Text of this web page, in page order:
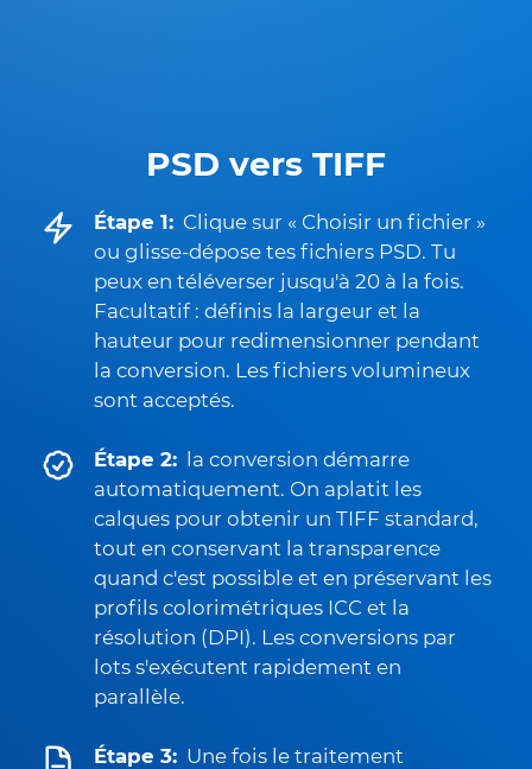
PSD vers TIFF
Étape 1: Clique sur « Choisir un fichier »
ou glisse-dépose tes fichiers PSD. Tu
peux en téléverser jusqu'à 20 à la fois.
Facultatif : définis la largeur et la
hauteur pour redimensionner pendant
la conversion. Les fichiers volumineux
sont acceptés.
Étape 2:
la conversion démarre
automatiquement. On aplatit les
calques pour obtenir un TIFF standard,
tout en conservant la transparence
quand c'est possible et en préservant les
profils colorimétriques ICC et la
résolution (DPI). Les conversions par
lots s'exécutent rapidement en
parallèle.
Étape 3: Une fois le traitement